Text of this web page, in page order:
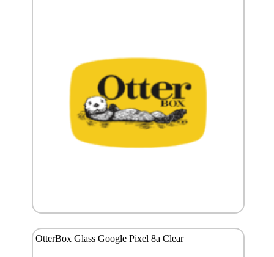
OtterBox Glass Google Pixel 8a Clear